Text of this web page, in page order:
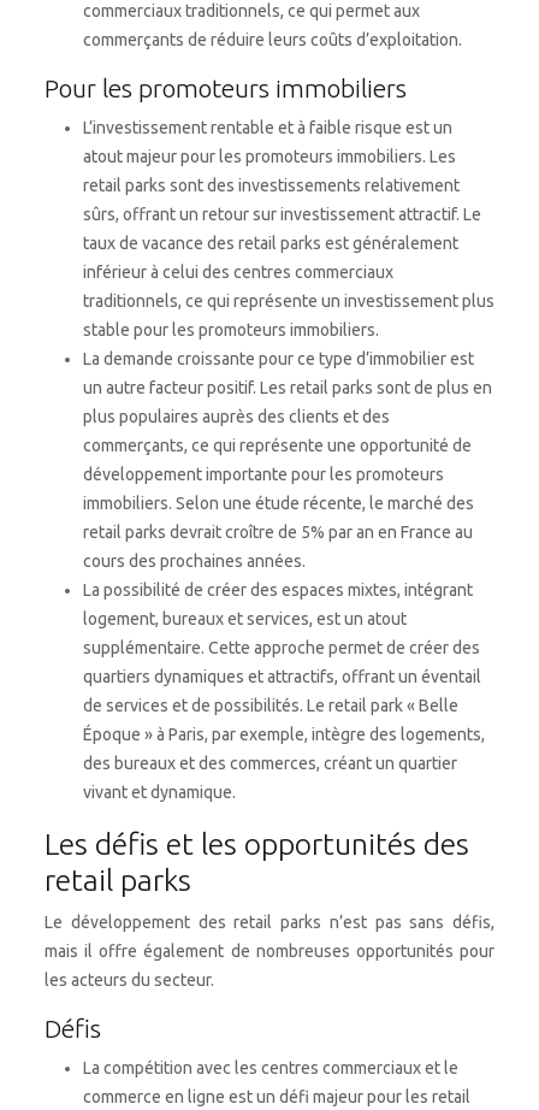
commerciaux traditionnels, ce qui permet aux
commerçants de réduire leurs coûts d’exploitation.
Pour les promoteurs immobiliers
L’investissement rentable et à faible risque est un
atout majeur pour les promoteurs immobiliers. Les
retail parks sont des investissements relativement
sûrs, offrant un retour sur investissement attractif. Le
taux de vacance des retail parks est généralement
inférieur à celui des centres commerciaux
traditionnels, ce qui représente un investissement plus
stable pour les promoteurs immobiliers.
La demande croissante pour ce type d’immobilier est
un autre facteur positif. Les retail parks sont de plus en
plus populaires auprès des clients et des
commerçants, ce qui représente une opportunité de
développement importante pour les promoteurs
immobiliers. Selon une étude récente, le marché des
retail parks devrait croître de 5% par an en France au
cours des prochaines années.
La possibilité de créer des espaces mixtes, intégrant
logement, bureaux et services, est un atout
supplémentaire. Cette approche permet de créer des
quartiers dynamiques et attractifs, offrant un éventail
de services et de possibilités. Le retail park « Belle
Époque » à Paris, par exemple, intègre des logements,
des bureaux et des commerces, créant un quartier
vivant et dynamique.
Les défis et les opportunités des
retail parks
Le développement des retail parks n’est pas sans défis,
mais il offre également de nombreuses opportunités pour
les acteurs du secteur.
Défis
La compétition avec les centres commerciaux et le
commerce en ligne est un défi majeur pour les retail